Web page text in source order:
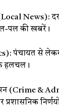
(Local News):
पल-पल की खबरें।
पंचायत से
हलचल।
(Crime &